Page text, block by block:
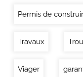
Permis de
Travaux
Viager